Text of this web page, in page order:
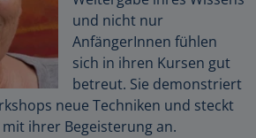
und nicht nur
AnfängerInnen fühlen
sich in ihren Kursen gut
betreut. Sie demonstriert
neue Techniken und steckt
ihrer Begeisterung an.